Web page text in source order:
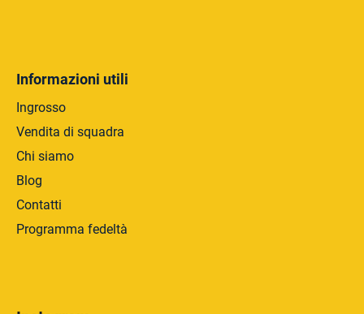
Informazioni utili
Ingrosso
Vendita di squadra
Chi siamo
Blog
Contatti
Programma fedeltà